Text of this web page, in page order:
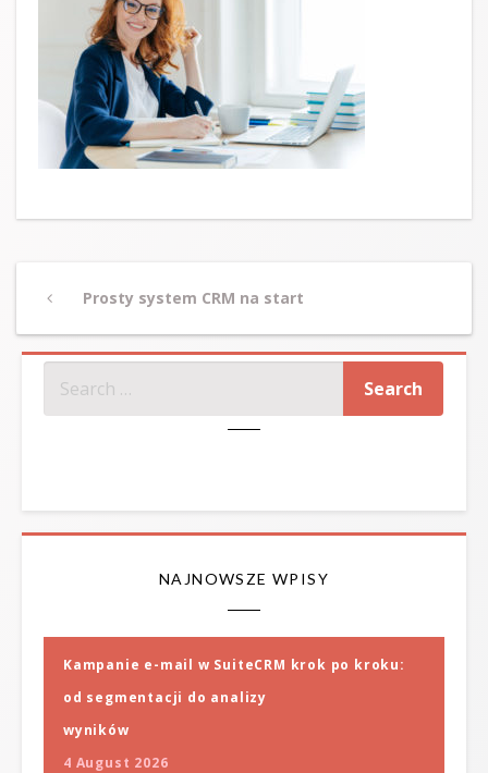
navigation
PreviousProsty system CRM na start
NAJNOWSZE WPISY
Kampanie e-mail w SuiteCRM krok po kroku:
od segmentacji do analizy
wyników
4 August 2026